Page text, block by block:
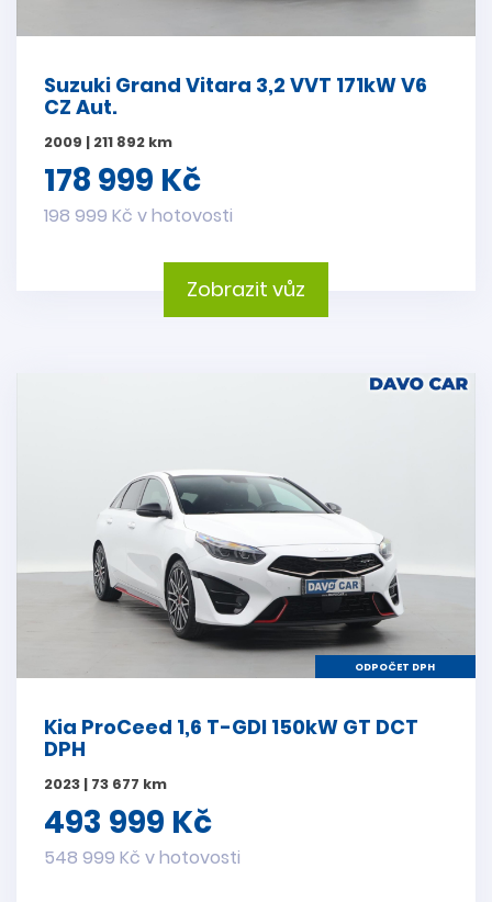
Suzuki Grand Vitara 3,2 VVT 171kW V6
CZ Aut.
2009 | 211 892 km
178 999 Kč
198 999 Kč v hotovosti
Zobrazit vůz
ODPOČET DPH
Kia ProCeed 1,6 T-GDI 150kW GT DCT
DPH
2023 | 73 677 km
493 999 Kč
548 999 Kč v hotovosti